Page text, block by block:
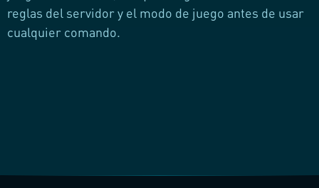
reglas del servidor y el modo de juego antes de usar
cualquier comando.